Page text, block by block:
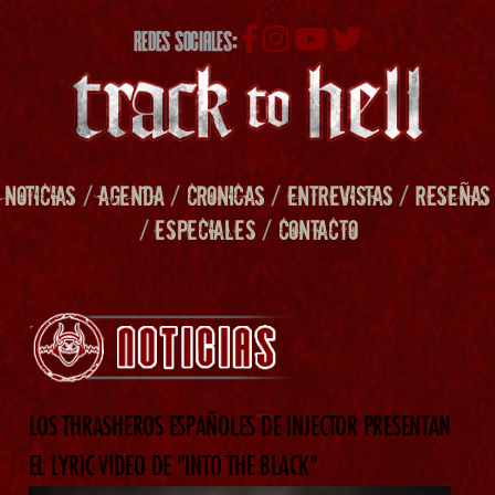
REDES SOCIALES:
NOTICIAS /AGENDA/ CRONICAS/ENTREVISTAS/RESEÑAS
/ESPECIALES/ CONTACTO
LOS THRASHEROS ESPAÑOLES DE INJECTOR PRESENTAN
EL LYRIC VIDEO DE ”INTO THE BLACK”